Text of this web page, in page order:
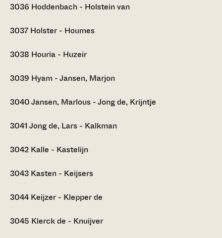
3036 Hoddenbach - Holstein van
3037 Holster - Houmes
3038 Houria - Huzeir
3039 Hyam - Jansen, Marjon
3040Jansen, Marlous - Jong de, Krijntje
3041 Jong de, Lars - Kalkman
3042 Kalle - Kastelijn
3043 Kasten - Keijsers
3044 Keijzer - Klepper de
3045 Klerck de - Knuijver